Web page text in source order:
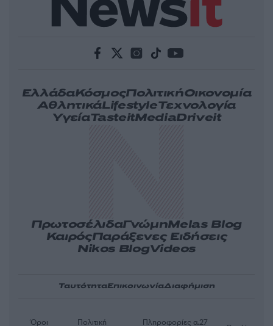
ΕλλάδαΚόσμοςΠολιτικήΟικονομία
ΑθλητικάLifestyleΤεχνολογία
ΥγείαTasteitMediaDriveit
ΠρωτοσέλιδαΓνώμηMelas Blog
ΚαιρόςΠαράξενες Ειδήσεις
Nikos BlogVideos
ΤαυτότηταΕπικοινωνίαΔιαφήμιση
Όροι Πολιτική Πληροφορίες α.27